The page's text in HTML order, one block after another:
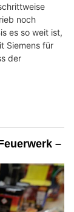
noch
es so weit ist,
Siemens für
der
–